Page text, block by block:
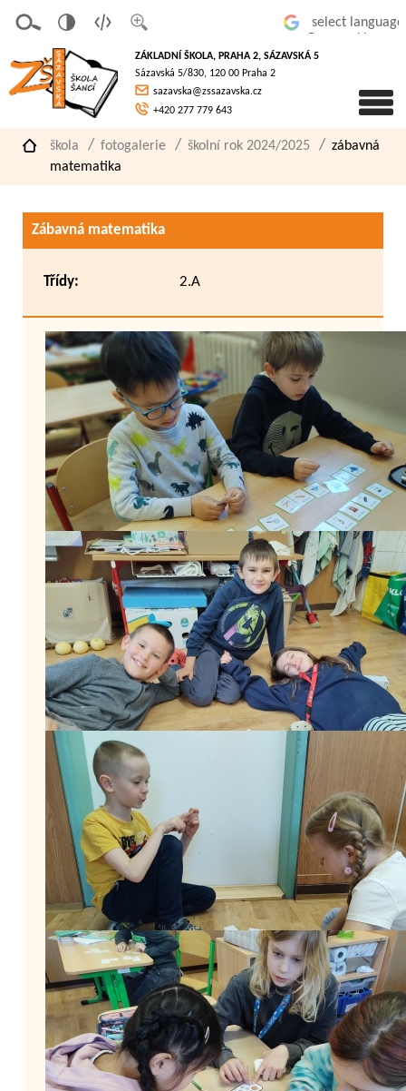
písmo
á
verze
pro
slaboz
raké
ZÁKLADNÍ ŠKOLA, PRAHA 2, SÁZAVSKÁ 5
Sázavská 5/830, 120 00 Praha 2
sazavska@zssazavska.cz
+420 277 779 643
škola fotogalerie školní rok 2024/2025
zábavná
matematika
Zábavná matematika
Třídy: 2.A